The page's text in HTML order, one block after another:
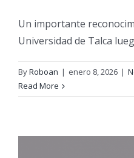
Un importante
Universidad de Talca
ByRoboan | enero 8, 2026 |
Read More